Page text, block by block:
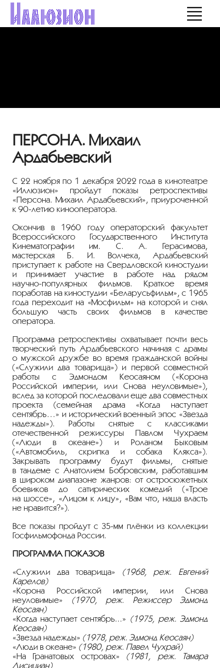
ПЕРСОНА. Михаил
Ардабьевский
С 22 ноября по 1 декабря 2022 года в кинотеатре
«Иллюзион» пройдут показы ретроспективы
«Персона. Михаил Ардабьевский», приуроченной
к 90-летию кинооператора.
Окончив в 1960 году операторский факультет
Всероссийского Государственного Института
Кинематографии им. С. А. Герасимова,
мастерская Б. И. Волчека, Ардабьевский
приступает к работе на Свердловской киностудии
и принимает участие в работе над рядом
научно-популярных фильмов. Краткое время
поработав на киностудии «Беларусьфильм», с 1965
года переходит на «Мосфильм» на которой и снял
большую часть своих фильмов в качестве
оператора.
Программа ретроспективы охватывает почти весь
творческий путь Ардабьевского начиная с драмы
о мужской дружбе во время гражданской войны
(«Служили два товарища») и первой совместной
работы с Эдмондом Кеосаяном («Корона
Российской империи, или Снова неуловимые»),
вслед за которой последовали еще два совместных
проекта (семейная драма «Когда наступает
сентябрь…» и исторический военный эпос «Звезда
надежды»). Работы снятые с классиками
отечественной режиссуры Павлом Чухраем
(«Люди в океане») и Роланом Быковым
(«Автомобиль, скрипка и собака Клякса»).
Закрывать программу будут фильмы, снятые
в тандеме с Анатолием Бобровским, работавшим
в широком диапазоне жанров: от остросюжетных
боевиков до сатирических комедий («Трое
на шоссе», «Лицом к лицу», «Вам что, наша власть
не нравится?»).
Все показы пройдут с 35-мм плёнки из коллекции
Госфильмофонда России.
ПРОГРАММА ПОКАЗОВ
«Служили два товарища» (1968, реж. Евгений
Карелов)
«Корона Российской империи, или Снова
неуловимые» (1970, реж. Режиссер Эдмонд
Кеосаян)
«Когда наступает сентябрь...» (1975, реж. Эдмонд
Кеосаян)
«Звезда надежды» (1978, реж. Эдмонд Кеосаян)
«Люди в океане» (1980, реж. Павел Чухрай)
«На Гранатовых островах» (1981, реж. Тамара
Лисициан)